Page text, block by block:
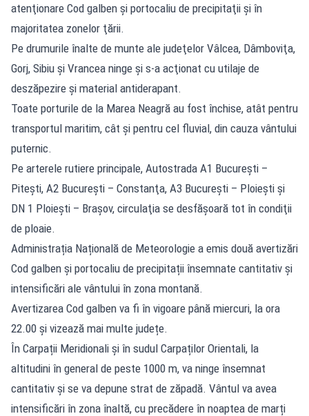
atenţionare Cod galben şi portocaliu de precipitaţii şi în
majoritatea zonelor ţării.
Pe drumurile înalte de munte ale judeţelor Vâlcea, Dâmboviţa,
Gorj, Sibiu şi Vrancea ninge și s-a acţionat cu utilaje de
deszăpezire şi material antiderapant.
Toate porturile de la Marea Neagră au fost închise, atât pentru
transportul maritim, cât şi pentru cel fluvial, din cauza vântului
puternic.
Pe arterele rutiere principale, Autostrada A1 Bucureşti –
Piteşti, A2 Bucureşti – Constanţa, A3 Bucureşti – Ploieşti şi
DN 1 Ploieşti – Braşov, circulaţia se desfăşoară tot în condiţii
de ploaie.
Administrația Națională de Meteorologie a emis două avertizări
Cod galben și portocaliu de precipitații însemnate cantitativ și
intensificări ale vântului în zona montană.
Avertizarea Cod galben va fi în vigoare până miercuri, la ora
22.00 și vizează mai multe județe.
În Carpații Meridionali și în sudul Carpaților Orientali, la
altitudini în general de peste 1000 m, va ninge însemnat
cantitativ și se va depune strat de zăpadă. Vântul va avea
intensificări în zona înaltă, cu precădere în noaptea de marți